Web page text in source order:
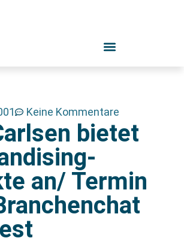
Keine Kommentare
bietet
an/ Termin